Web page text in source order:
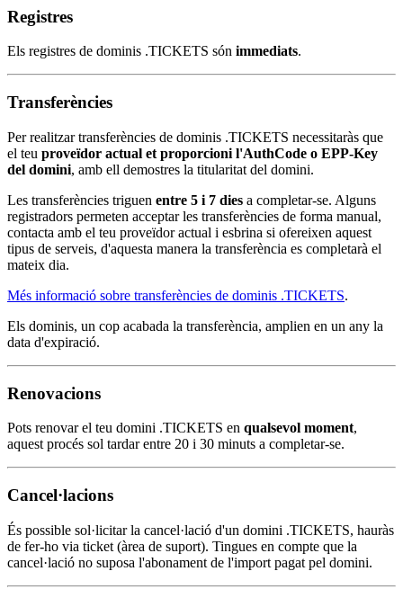
Registres
Els registres de dominis .TICKETS són immediats.
Transferències
Per realitzar transferències de dominis .TICKETS necessitaràs que
el teu proveïdor actual et proporcioni l'AuthCode o EPP-Key
del domini, amb ell demostres la titularitat del domini.
Les transferències triguen entre 5 i 7 dies a completar-se. Alguns
registradors permeten acceptar les transferències de forma manual,
contacta amb el teu proveïdor actual i esbrina si ofereixen aquest
tipus de serveis, d'aquesta manera la transferència es completarà el
mateix dia.
Més informació sobre transferències de dominis .TICKETS.
Els dominis, un cop acabada la transferència, amplien en un any la
data d'expiració.
Renovacions
Pots renovar el teu domini .TICKETS en qualsevol moment,
aquest procés sol tardar entre 20 i 30 minuts a completar-se.
Cancel·lacions
És possible sol·licitar la cancel·lació d'un domini .TICKETS, hauràs
de fer-ho via ticket (àrea de suport). Tingues en compte que la
cancel·lació no suposa l'abonament de l'import pagat pel domini.